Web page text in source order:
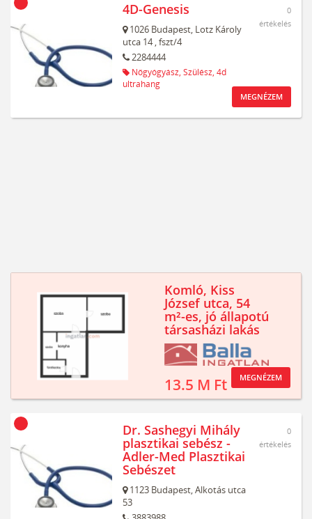
4D-Genesis
1026 Budapest, Lotz Károly
utca 14, fszt/4
2284444
Nőgyógyász, Szülész, 4d
ultrahang
0
értékelés
MEGNÉZEM
Komló, Kiss
József utca, 54
m²-es, jó állapotú
társasházi lakás
13.5 M Ft MEGNÉZEM
Dr. Sashegyi Mihály
plasztikai sebész -
Adler-Med Plasztikai
Sebészet
1123 Budapest,Alkotás utca
53
0
értékelés